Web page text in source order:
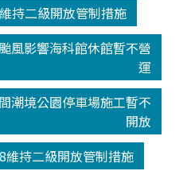
持二級開放管制措施
風影響海科館休館暫不營
運
潮境公園停車場施工暫不
開放
維持二級開放管制措施